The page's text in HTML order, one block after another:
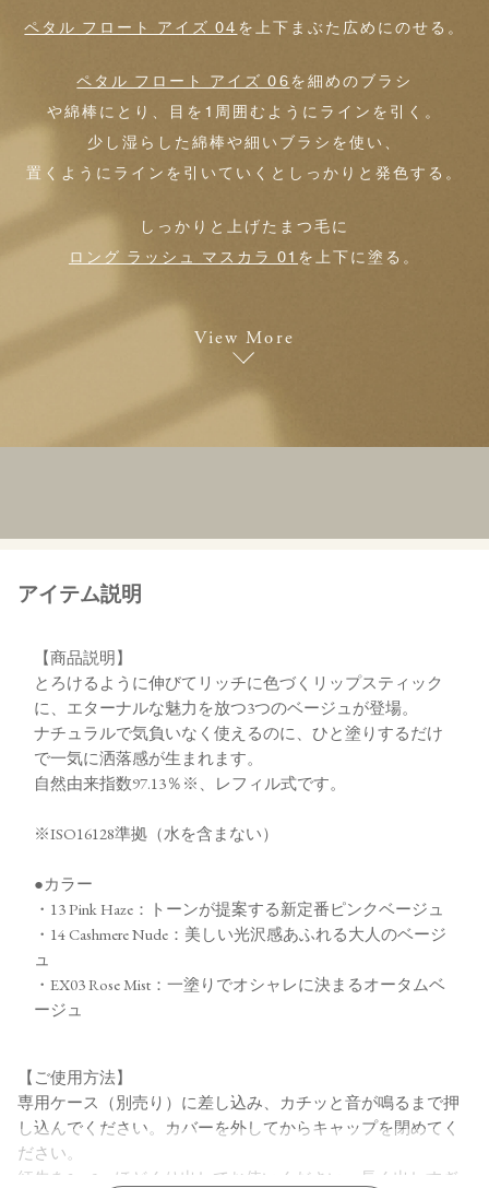
ペタル フロート アイズ 04 を上下まぶた広めにのせる。
ペタル フロート アイズ 06を細めのブラシ
や綿棒にとり、目を1周囲むようにラインを引く。
少し湿らした綿棒や細いブラシを使い、
置くようにラインを引いていくとしっかりと発色する。
しっかりと上げたまつ毛に
ロング ラッシュ マスカラ 01 を上下に塗る。
View More
アイテム説明
【商品説明】
とろけるように伸びてリッチに色づくリップスティック
に、エターナルな魅力を放つ3つのベージュが登場。
ナチュラルで気負いなく使えるのに、ひと塗りするだけ
で一気に洒落感が生まれます。
自然由来指数97.13％※、レフィル式です。
※ISO16128準拠（水を含まない）
●カラー
・13 Pink Haze：トーンが提案する新定番ピンクベージュ
・14 Cashmere Nude：美しい光沢感あふれる大人のベージ
ュ
・EX03 Rose Mist：一塗りでオシャレに決まるオータムベ
ージュ
【ご使用方法】
専用ケース（別売り）に差し込み、カチッと音が鳴るまで押
し込んでください。カバーを外してからキャップを閉めてく
ださい。
紅先を2～3㎜ほどくり出してお使いください。長く出しすぎ